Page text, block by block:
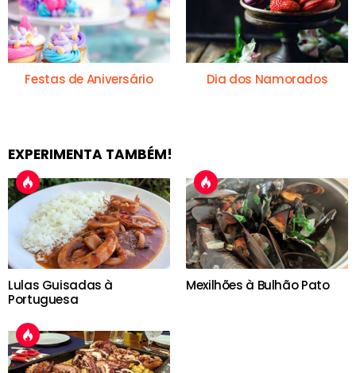
Festas de Aniversário Dia dos Namorados
EXPERIMENTA TAMBÉM!
Lulas Guisadas à
Portuguesa
Mexilhões à Bulhão Pato